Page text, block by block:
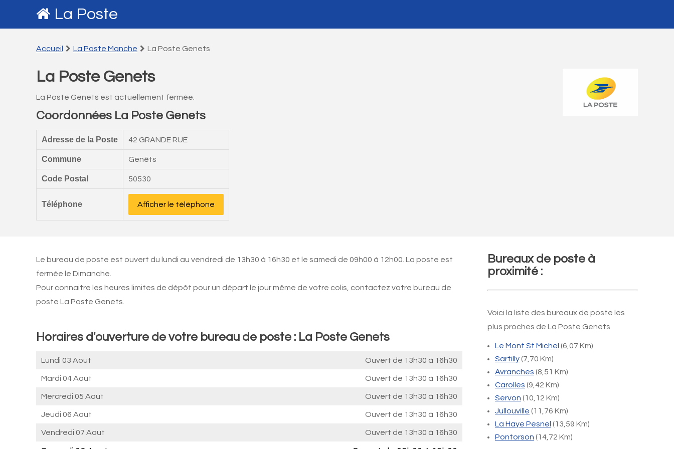
La Poste
Accueil La Poste Manche La Poste Genets
La Poste Genets
La Poste Genets est actuellement fermée.
Coordonnées La Poste Genets
Adresse de la Poste 42 GRANDE RUE
Commune Genêts
Code Postal 50530
Téléphone Afficher le téléphone
Le bureau de poste est ouvert du lundi au vendredi de 13h30 à 16h30 et le samedi de 09h00 à 12h00. La poste est
fermée le Dimanche.
Pour connaitre les heures limites de dépôt pour un départ le jour même de votre colis, contactez votre bureau de
poste La Poste Genets.
Horaires d'ouverture de votre bureau de poste : La Poste Genets
Lundi 03 Aout Ouvert de 13h30 à 16h30
Mardi 04 Aout Ouvert de 13h30 à 16h30
Mercredi 05 Aout Ouvert de 13h30 à 16h30
Jeudi 06 Aout Ouvert de 13h30 à 16h30
Vendredi 07 Aout Ouvert de 13h30 à 16h30
Bureaux de poste à
proximité :
Voici la liste des bureaux de poste les
plus proches de La Poste Genets
Le Mont St Michel (6,07 Km)
Sartilly(7,70 Km)
Avranches (8,51 Km)
Carolles (9,42 Km)
Servon (10,12 Km)
Jullouville (11,76 Km)
La Haye Pesnel (13,59 Km)
Pontorson (14,72 Km)